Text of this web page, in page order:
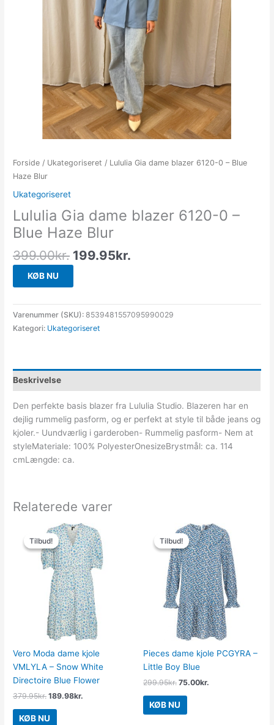
Forside / Ukategoriseret / Lululia Gia dame blazer 6120-0 – Blue
Haze Blur
Ukategoriseret
Lululia Gia dame blazer 6120-0 –
Blue Haze Blur
399.00kr. 199.95kr.
KØB NU
Varenummer (SKU):8539481557095990029
Kategori: Ukategoriseret
Beskrivelse
Den perfekte basis blazer fra Lululia Studio. Blazeren har en
dejlig rummelig pasform, og er perfekt at style til både jeans og
kjoler.- Uundværlig i garderoben- Rummelig pasform- Nem at
styleMateriale: 100% PolyesterOnesizeBrystmål: ca. 114
cmLængde: ca.
Relaterede varer
Tilbud!
Tilbud!
Vero Moda dame kjole
VMLYLA – Snow White
Directoire Blue Flower
379.95kr.
Den
oprindelige
pris
var:
379.95kr..
189.98kr.
Den
aktuelle
pris
er:
189.98kr..
KØB NU
Tilbud!
Tilbud!
Pieces dame kjole PCGYRA –
Little Boy Blue
299.95kr.
Den
oprindelige
pris
var:
299.95kr..
75.00kr.
Den
aktuelle
pris
er:
75.00kr..
KØB NU